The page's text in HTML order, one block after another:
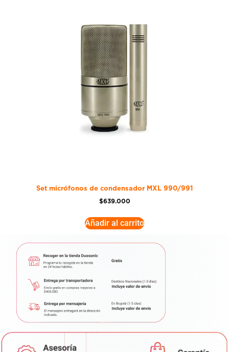
Set micrófonos de condensador MXL 990/991
$639.000
Añadir al carrito